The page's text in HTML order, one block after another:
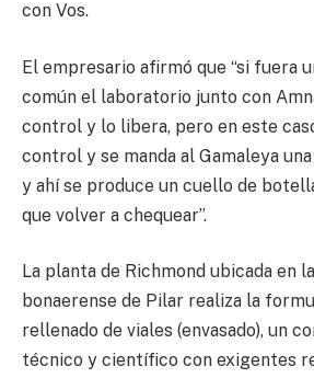
con Vos.
El empresario afirmó que “si fuera
común el laboratorio junto con
control y lo libera, pero en este
control y se manda al Gamaleya
y ahí se produce un cuello de
que volver a chequear”.
La planta de Richmond ubicada en
bonaerense de Pilar realiza la
rellenado de viales (envasado), un
técnico y científico con exigentes